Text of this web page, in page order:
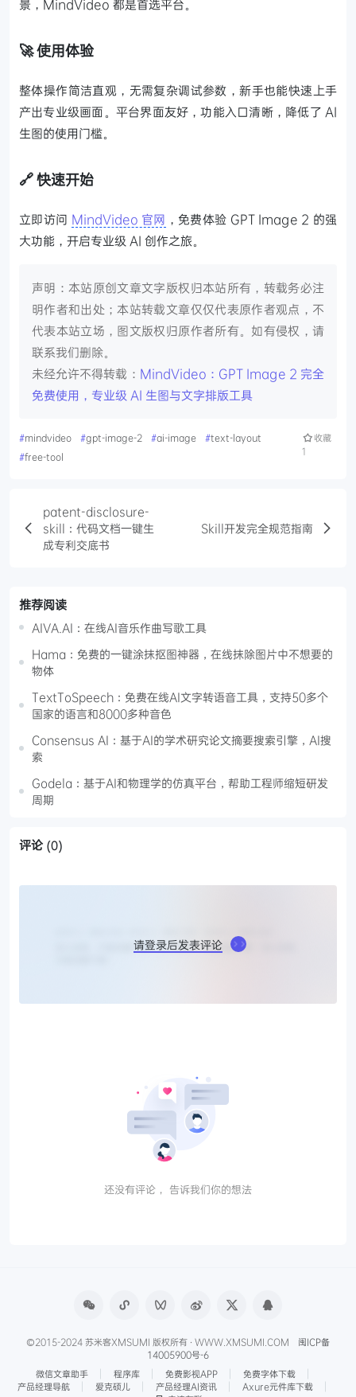
景，MindVideo 都是首选平台。
🚀 使用体验
整体操作简洁直观，无需复杂调试参数，新手也能快速上手
产出专业级画面。平台界面友好，功能入口清晰，降低了 AI
生图的使用门槛。
🔗 快速开始
立即访问 MindVideo 官网 ，免费体验 GPT Image 2 的强
大功能，开启专业级 AI 创作之旅。
声明：本站原创文章文字版权归本站所有，转载务必注
明作者和出处；本站转载文章仅仅代表原作者观点，不
代表本站立场，图文版权归原作者所有。如有侵权，请
联系我们删除。
未经允许不得转载： MindVideo：GPT Image 2 完全
免费使用，专业级 AI 生图与文字排版工具
#mindvideo #gpt-image-2 #ai-image #text-layout
#free-tool
收藏
1
patent-disclosure-
skill：代码文档一键生
成专利交底书
Skill开发完全规范指南
推荐阅读
AIVA.AI：在线AI音乐作曲写歌工具
Hama：免费的一键涂抹抠图神器，在线抹除图片中不想要的
物体
TextToSpeech：免费在线AI文字转语音工具，支持50多个
国家的语言和8000多种音色
Consensus AI：基于AI的学术研究论文摘要搜索引擎，AI搜
索
Godela：基于AI和物理学的仿真平台，帮助工程师缩短研发
周期
评论 (0)
请登录后发表评论
还没有评论， 告诉我们你的想法
©2015-2024 苏米客XMSUMI 版权所有 · WWW.XMSUMI.COM 闽ICP备
14005900号-6
微信文章助手
程序库 免费影视APP
免费字体下载
产品经理导航
爱克硕儿 产品经理AI资讯
Axure元件库下载